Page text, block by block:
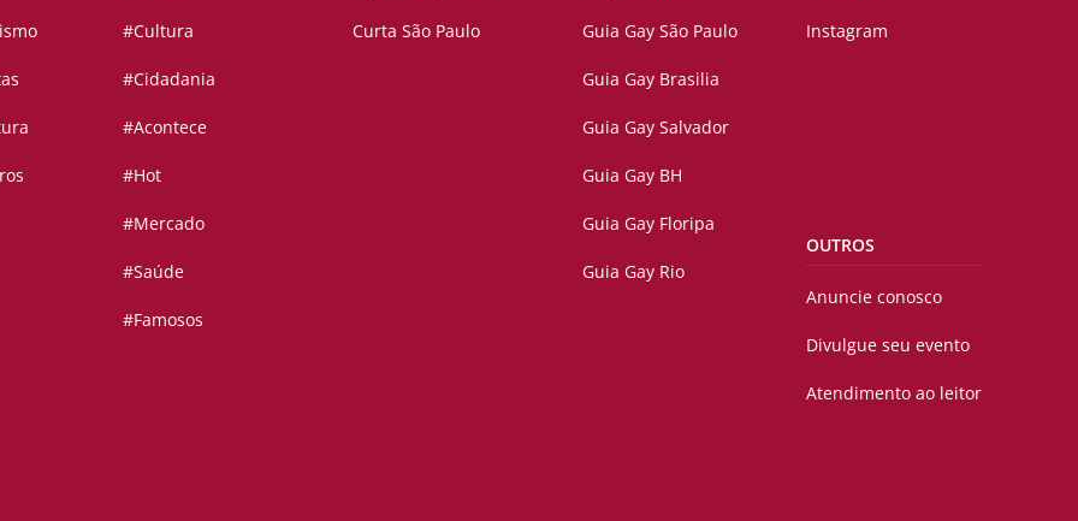
#Cultura
#Cidadania
#Acontece
#Hot
#Mercado
#Saúde
#Famosos
Curta São Paulo Guia Gay São Paulo
Guia Gay Brasilia
Guia Gay Salvador
Guia Gay BH
Guia Gay Floripa
Guia Gay Rio
Instagram
OUTROS
Anuncie conosco
Divulgue seu evento
Atendimento ao leitor